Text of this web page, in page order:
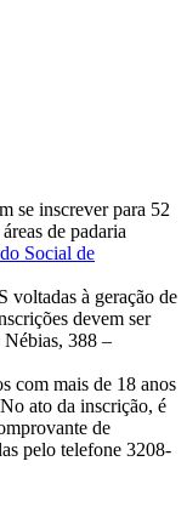
se inscrever para 52
de padaria
Social de
voltadas à geração de
devem ser
Nébias, 388 –
com mais de 18 anos
ato da inscrição, é
de
pelo telefone 3208-